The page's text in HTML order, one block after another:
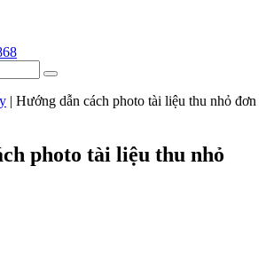
| Hướng dẫn cách photo tài liệu thu nhỏ đơn
photo tài liệu thu nhỏ